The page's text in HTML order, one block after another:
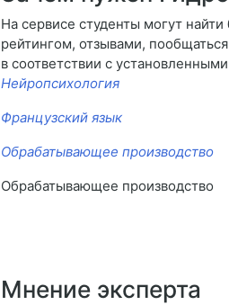
На сервисе студенты могут
рейтингом, отзывами,
в соответствии с
Нейропсихология
Французский язык
Обрабатывающее производство
Обрабатывающее производство
Мнение эксперта